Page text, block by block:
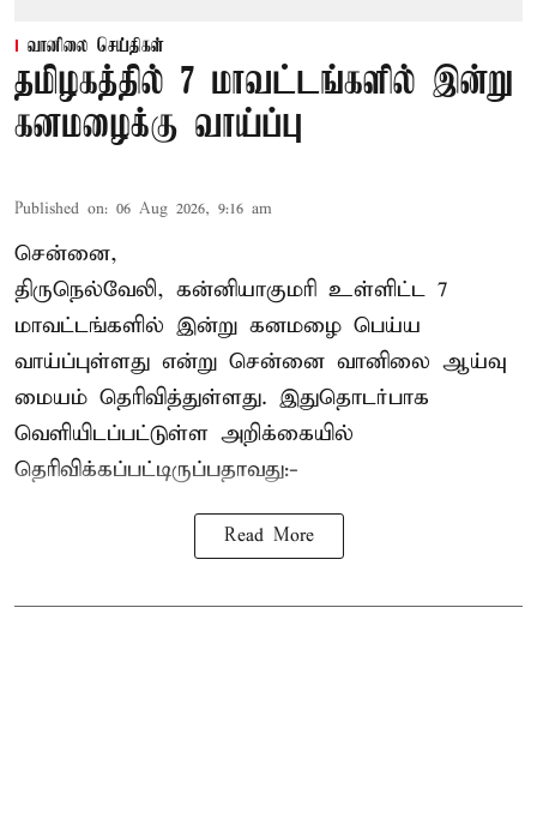
வானிலை செய்திகள்
தமிழகத்தில் 7 மாவட்டங்களில் இன்று
கனமழைக்கு வாய்ப்பு
Published on: 06 Aug 2026, 9:16 am
சென்னை,
திருநெல்வேலி, கன்னியாகுமரி உள்ளிட்ட 7
மாவட்டங்களில் இன்று கனமழை பெய்ய
வாய்ப்புள்ளது என்று சென்னை வானிலை ஆய்வு
மையம் தெரிவித்துள்ளது. இதுதொடர்பாக
வெளியிடப்பட்டுள்ள அறிக்கையில்
தெரிவிக்கப்பட்டிருப்பதாவது:-
Read More